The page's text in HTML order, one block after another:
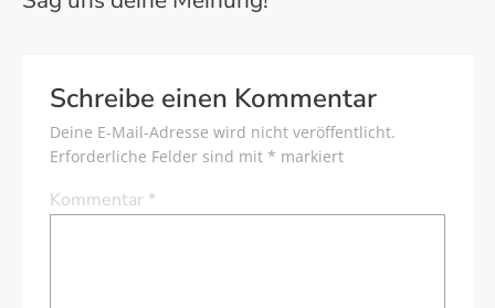
Schreibe einen Kommentar
Deine E-Mail-Adresse wird nicht veröffentlicht.
Erforderliche Felder sind mit * markiert
Kommentar *